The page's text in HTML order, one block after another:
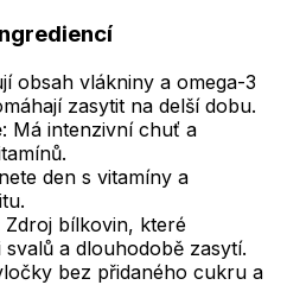
obsah vlákniny a omega-3
zasytit na delší dobu.
: Má intenzivní chuť a
den s vitamíny a
Zdroj bílkovin, které
a dlouhodobě zasytí.
bez přidaného cukru a